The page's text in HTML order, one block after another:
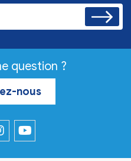
question ?
nous